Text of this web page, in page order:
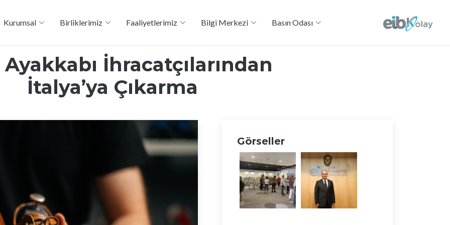
Kurumsal Birliklerimiz Faaliyetlerimiz Bilgi Merkezi Basın Odası
İhracatçılarından
İtalya’ya Çıkarma
Görseller